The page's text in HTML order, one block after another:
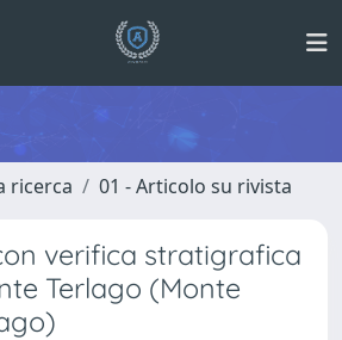
ricerca 01 - Articolo su rivista
verifica stratigrafica
Terlago (Monte